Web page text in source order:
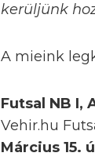
kerüljünk
A mieink
Futsal NB I,
Vehir.hu
Március 15.